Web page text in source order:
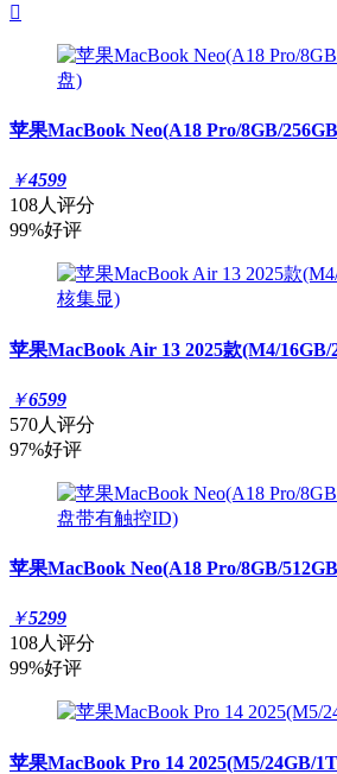

苹果MacBook Neo(A18 Pro/8GB/
￥4599
108人评分
99%好评
苹果MacBook Air 13 2025款(M4/16GB/
￥6599
570人评分
97%好评
苹果MacBook Neo(A18 Pro/8GB/
￥5299
108人评分
99%好评
苹果MacBook Pro 14 2025(M5/24GB/